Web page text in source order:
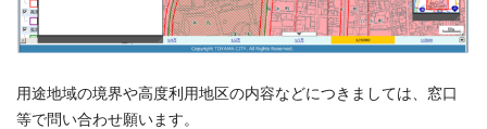
用途地域の境界や高度利用地区の内容などにつきましては、窓口
等で問い合わせ願います。